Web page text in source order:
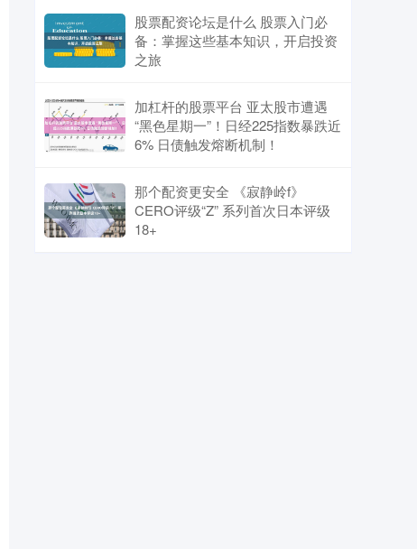
股票配资论坛是什么 股票入门必
备：掌握这些基本知识，开启投资
之旅
加杠杆的股票平台 亚太股市遭遇
“黑色星期一”！日经225指数暴跌近
6% 日债触发熔断机制！
那个配资更安全 《寂静岭f》
CERO评级“Z” 系列首次日本评级
18+